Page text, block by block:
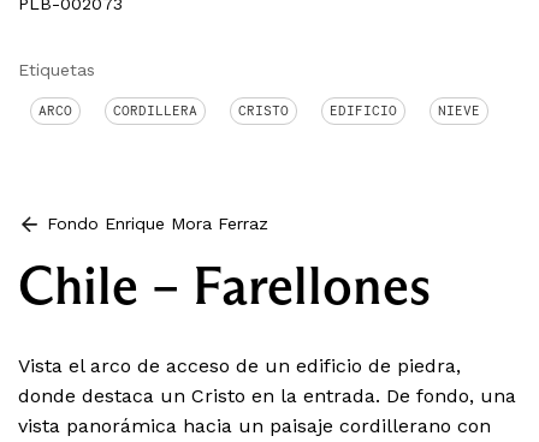
Etiquetas
ARCO CORDILLERA CRISTO EDIFICIO NIEVE
Fondo Enrique Mora Ferraz
Chile – Farellones
Vista el arco de acceso de un edificio de piedra,
donde destaca un Cristo en la entrada. De fondo, una
vista panorámica hacia un paisaje cordillerano con